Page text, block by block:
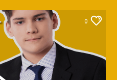
0